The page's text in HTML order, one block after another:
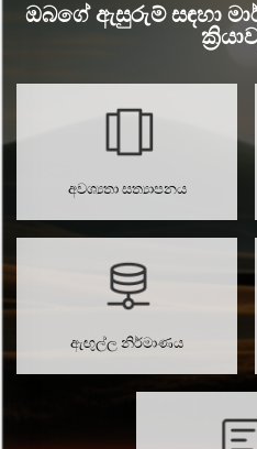
ඔබගේ ඇසුරුම් සඳහා
අවශ්‍යතා සත්‍යාපනය
ඇඟුල්ල නිර්මාණය